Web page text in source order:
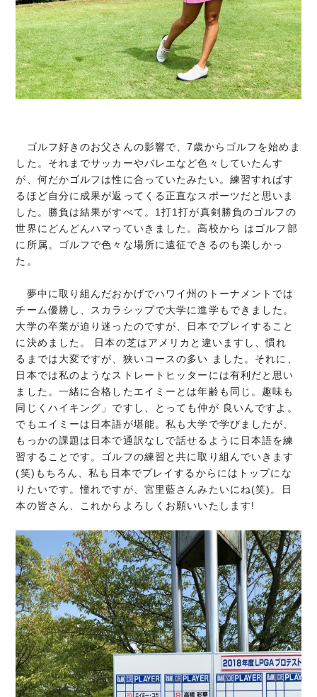
ゴルフ好きのお父さんの影響で、7歳からゴルフを始めま
した。それまでサッカーやバレエなど色々していたんす
が、何だかゴルフは性に合っていたみたい。練習すればす
るほど自分に成果が返ってくる正直なスポーツだと思いま
した。勝負は結果がすべて。1打1打が真剣勝負のゴルフの
世界にどんどんハマっていきました。高校から はゴルフ部
に所属。ゴルフで色々な場所に遠征できるのも楽しかっ
た。
夢中に取り組んだおかげでハワイ州のトーナメントでは
チーム優勝し、スカラシップで大学に進学もできました。
大学の卒業が迫り迷ったのですが、日本でプレイすること
に決めました。 日本の芝はアメリカと違いますし、慣れ
るまでは大変ですが、狭いコースの多い ました。それに、
日本では私のようなストレートヒッターには有利だと思い
ました。一緒に合格したエイミーとは年齢も同じ。趣味も
同じくハイキング」ですし、とっても仲が 良いんですよ。
でもエイミーは日本語が堪能。私も大学で学びましたが、
もっかの課題は日本で通訳なしで話せるように日本語を練
習することです。ゴルフの練習と共に取り組んでいきます
(笑)もちろん、私も日本でプレイするからにはトップにな
りたいです。憧れですが、宮里藍さんみたいにね(笑)。日
本の皆さん、これからよろしくお願いいたします!